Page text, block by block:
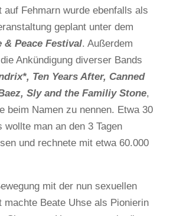
auf Fehmarn wurde ebenfalls als
geplant unter dem
& Peace Festival. Außerdem
Ankündigung diverser Bands
Ten Years After, Canned
Sly and the Familiy Stone,
beim Namen zu nennen. Etwa 30
wollte man an den 3 Tagen
und rechnete mit etwa 60.000
mit der nun sexuellen
machte Beate Uhse als Pionierin